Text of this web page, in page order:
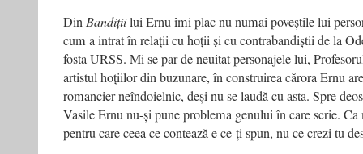
Din Bandițiilui Ernu îmi plac nu numai poveștile lui
cum a intrat în relații cu hoții și cu contrabandiștii de la
fosta URSS. Mi se par de neuitat personajele lui,
artistul hoțiilor din buzunare, în construirea cărora Ernu
romancier neîndoielnic, deși nu se laudă cu asta. Spre
Vasile Ernu nu-și pune problema genului în care scrie.
pentru care ceea ce contează e ce-ți spun, nu ce crezi tu